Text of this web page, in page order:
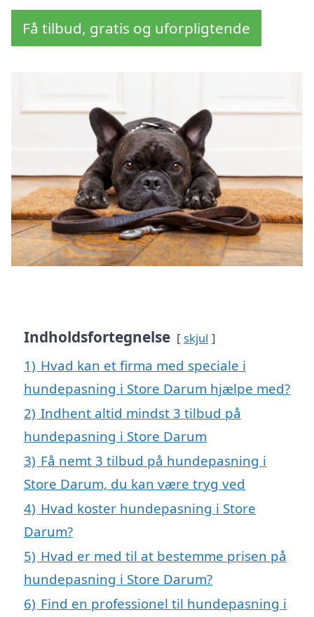
Få tilbud, gratis og uforpligtende
Indholdsfortegnelse skjul
1) Hvad kan et firma med speciale i
hundepasning i Store Darum hjælpe med?
2) Indhent altid mindst 3 tilbud på
hundepasning i Store Darum
3) Få nemt 3 tilbud på hundepasning i
Store Darum, du kan være tryg ved
4) Hvad koster hundepasning i Store
Darum?
5) Hvad er med til at bestemme prisen på
hundepasning i Store Darum?
6) Find en professionel til hundepasning i